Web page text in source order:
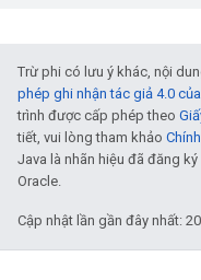
Trừ phi có lưu ý khác, nội
phép ghi nhận tác giả 4.0
trình được cấp phép theo
tiết, vui lòng tham khảo
Java là nhãn hiệu đã đăng
Oracle.
Cập nhật lần gần đây nhất: